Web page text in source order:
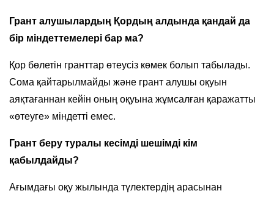
Грант алушылардың Қордың алдында қандай да
бір міндеттемелері бар ма?
Қор бөлетін гранттар өтеусіз көмек болып табылады.
Сома қайтарылмайды және грант алушы оқуын
аяқтағаннан кейін оның оқуына жұмсалған қаражатты
«өтеуге» міндетті емес.
Грант беру туралы кесімді шешімді кім
қабылдайды?
Ағымдағы оқу жылында түлектердің арасынан